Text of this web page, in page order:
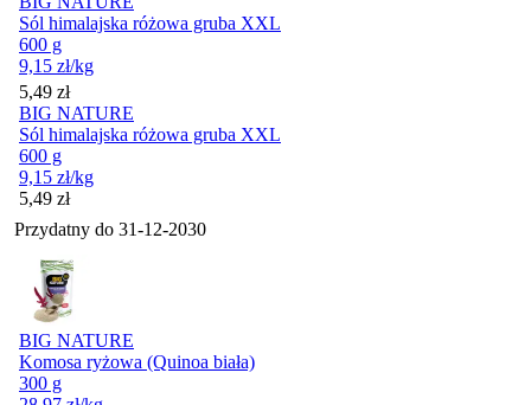
Sól himalajska różowa gruba XXL
600 g
9,15 zł/kg
Cena
5,49 zł
BIG NATURE
Sól himalajska różowa gruba XXL
600 g
9,15 zł/kg
Cena
5,49 zł
Przydatny do 31-12-2030
BIG NATURE
Komosa ryżowa (Quinoa biała)
300 g